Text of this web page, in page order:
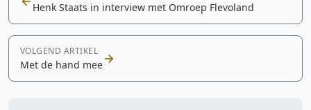
Henk Staats in interview met Omroep Flevoland
VOLGEND ARTIKEL
Met de hand mee